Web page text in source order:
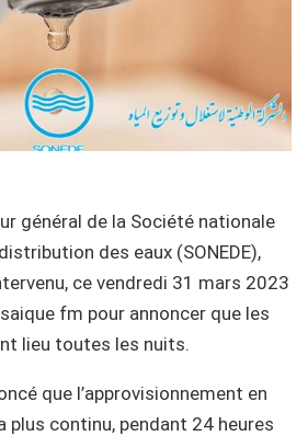
général de la Société nationale
des eaux (SONEDE),
ce vendredi 31 mars 2023
fm pour annoncer que les
lieu toutes les nuits.
que l’approvisionnement en
plus continu, pendant 24 heures